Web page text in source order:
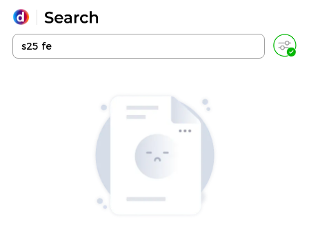
Yang sedang ramai dicari
Terakhir yang dicari